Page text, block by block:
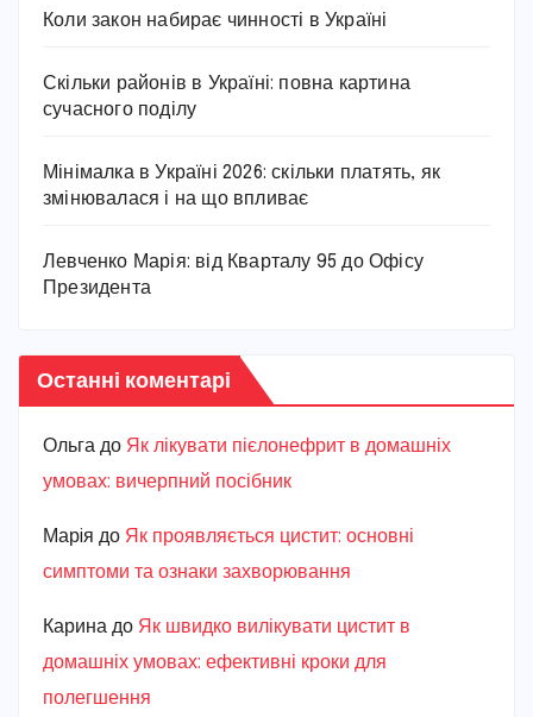
Коли закон набирає чинності в Україні
Скільки районів в Україні: повна картина
сучасного поділу
Мінімалка в Україні 2026: скільки платять, як
змінювалася і на що впливає
Левченко Марія: від Кварталу 95 до Офісу
Президента
Останні коментарі
Ольга до Як лікувати пієлонефрит в домашніх
умовах: вичерпний посібник
Марiя до Як проявляється цистит: основні
симптоми та ознаки захворювання
Карина до Як швидко вилікувати цистит в
домашніх умовах: ефективні кроки для
полегшення